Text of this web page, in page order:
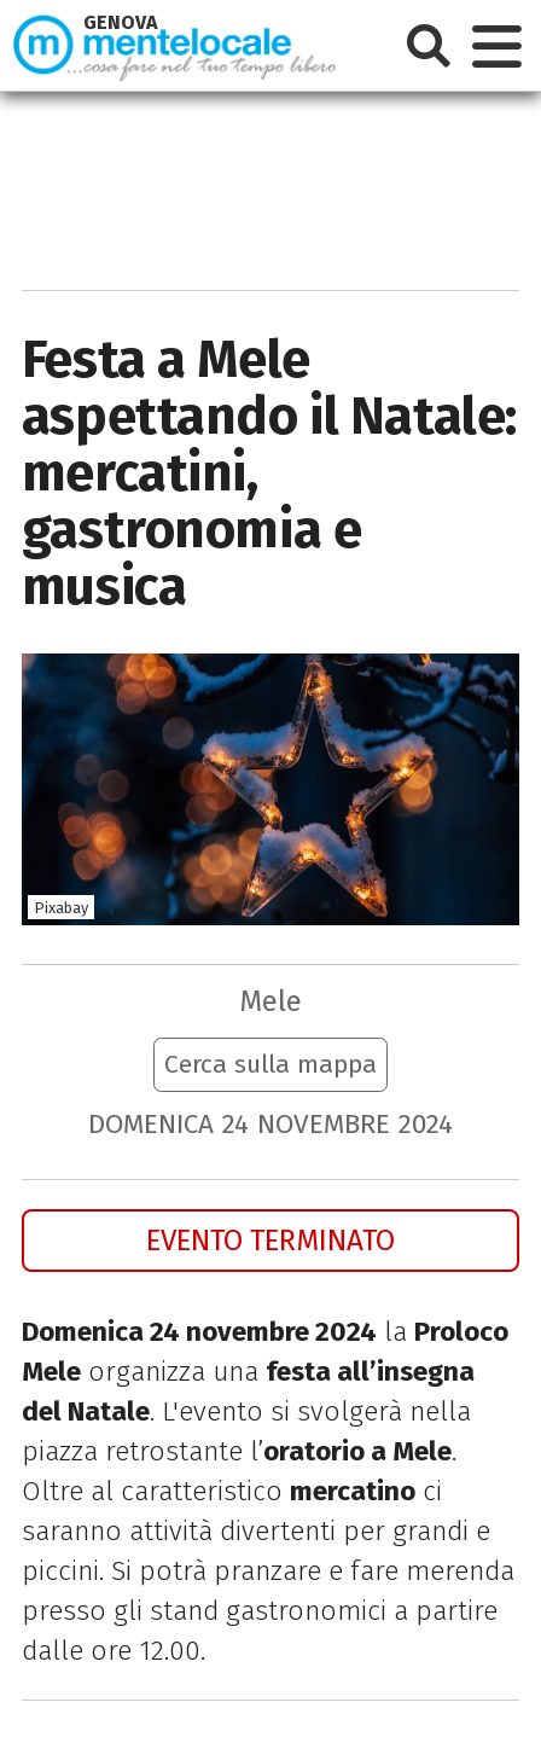
Festa a Mele
aspettando il Natale:
mercatini,
gastronomia e
musica
Pixabay
Mele
Cerca sulla mappa
DOMENICA 24 NOVEMBRE 2024
EVENTO TERMINATO
Domenica 24 novembre 2024 la Proloco
Meleorganizza una festa all’insegna
del Natale. L'evento si svolgerà nella
piazza retrostante l’oratorio a Mele.
Oltre al caratteristico mercatinoci
saranno attività divertenti per grandi e
piccini. Si potrà pranzare e fare merenda
presso gli stand gastronomici a partire
dalle ore 12.00.
GENOVA